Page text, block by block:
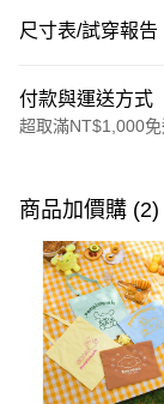
尺寸表/試穿報告
付款與運送方式
超取滿NT$1,000免
信用卡一次付款
購物金
超商取貨付款
LINE Pay
街口支付
商品加價購 (2)